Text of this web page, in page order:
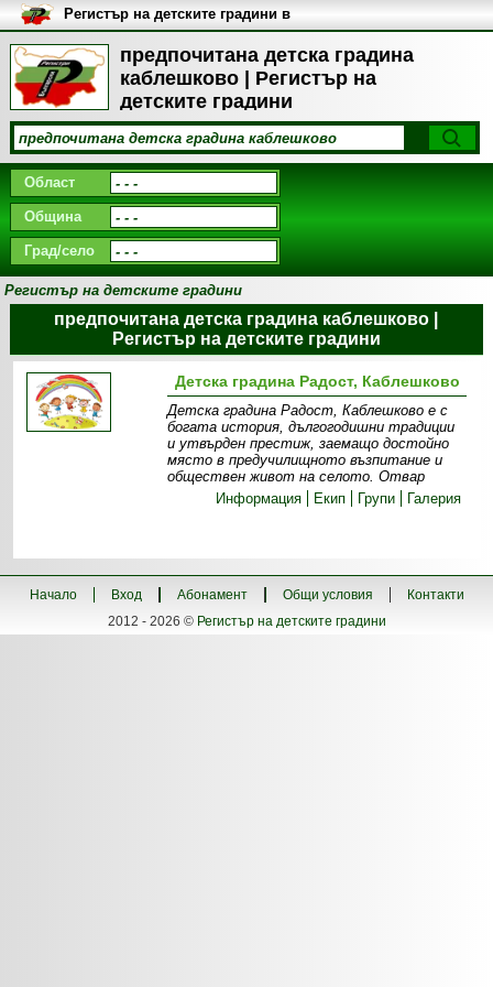
предпочитана детска градина
каблешково | Регистър на
детските градини
Регистър на детските градини в
България
Област
Община
Град/село
Регистър на детските градини
предпочитана детска градина каблешково |
Регистър на детските градини
Детска градина Радост, Каблешково
Детска градина Радост, Каблешково е с
богата история, дългогодишни традиции
и утвърден престиж, заемащо достойно
място в предучилищното възпитание и
обществен живот на селото. Отвар
Информация
Екип Групи Галерия
Начало Вход Абонамент Общи условия
Контакти
2012 - 2026 © Регистър на детските градини